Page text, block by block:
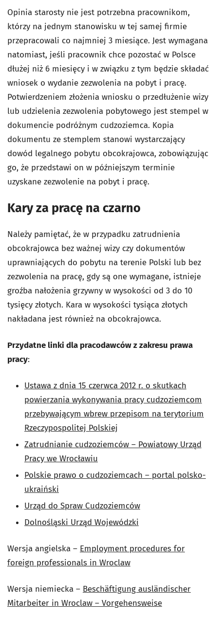
Opinia starosty nie jest potrzebna pracownikom,
którzy na jednym stanowisku w tej samej firmie
przepracowali co najmniej 3 miesiące. Jest wymagana
natomiast, jeśli pracownik chce pozostać w Polsce
dłużej niż 6 miesięcy i w związku z tym będzie składać
wniosek o wydanie zezwolenia na pobyt i pracę.
Potwierdzeniem złożenia wniosku o przedłużenie wizy
lub udzielenia zezwolenia pobytowego jest stempel w
dokumencie podróżnym cudzoziemca. Kopia
dokumentu ze stemplem stanowi wystarczający
dowód legalnego pobytu obcokrajowca, zobowiązując
go, że przedstawi on w późniejszym terminie
uzyskane zezwolenie na pobyt i pracę.
Kary za pracę na czarno
Należy pamiętać, że w przypadku zatrudnienia
obcokrajowca bez ważnej wizy czy dokumentów
uprawniających do pobytu na terenie Polski lub bez
zezwolenia na pracę, gdy są one wymagane, istnieje
groźba nałożenia grzywny w wysokości od 3 do 10
tysięcy złotych. Kara w wysokości tysiąca złotych
nakładana jest również na obcokrajowca.
Przydatne linki dla pracodawców z zakresu prawa
pracy:
Ustawa z dnia 15 czerwca 2012 r. o skutkach
powierzania wykonywania pracy cudzoziemcom
przebywającym wbrew przepisom na terytorium
Rzeczypospolitej Polskiej
Zatrudnianie cudzoziemców – Powiatowy Urząd
Pracy we Wrocławiu
Polskie prawo o cudzoziemcach – portal polsko-
ukraiński
Urząd do Spraw Cudzoziemców
Dolnośląski Urząd Wojewódzki
Wersja angielska – Employment procedures for
foreign professionals in Wroclaw
Wersja niemiecka – Beschäftigung ausländischer
Mitarbeiter in Wroclaw – Vorgehensweise